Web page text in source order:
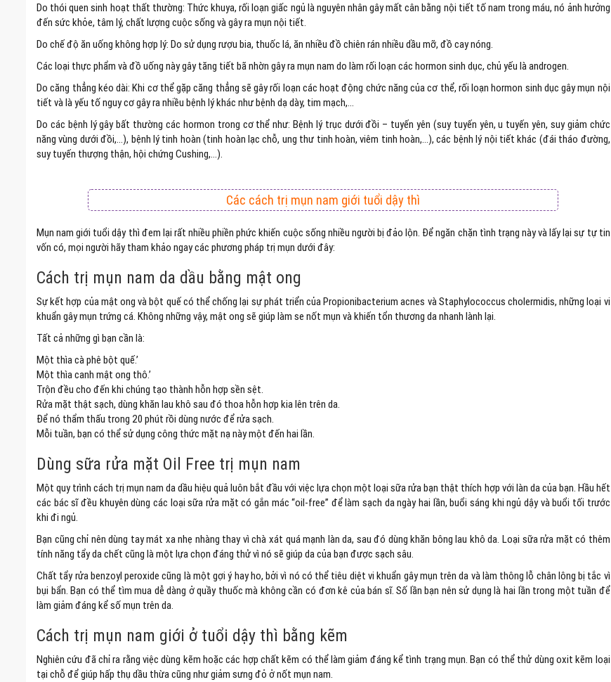
Do thói quen sinh hoạt thất thường: Thức khuya, rối loạn giấc ngủ là nguyên nhân gây mất cân bằng nội tiết tố nam trong máu, nó ảnh hưởng
đến sức khỏe, tâm lý, chất lượng cuộc sống và gây ra mụn nội tiết.
Do chế độ ăn uống không hợp lý: Do sử dụng rượu bia, thuốc lá, ăn nhiều đồ chiên rán nhiều dầu mỡ, đồ cay nóng.
Các loại thực phẩm và đồ uống này gây tăng tiết bã nhờn gây ra mụn nam do làm rối loạn các hormon sinh dục, chủ yếu là androgen.
Do căng thẳng kéo dài: Khi cơ thể gặp căng thẳng sẽ gây rối loạn các hoạt động chức năng của cơ thể, rối loạn hormon sinh dục gây mụn nội
tiết và là yếu tố nguy cơ gây ra nhiều bệnh lý khác như bệnh dạ dày, tim mạch,…
Do các bệnh lý gây bất thường các hormon trong cơ thể như: Bệnh lý trục dưới đồi – tuyến yên (suy tuyến yên, u tuyến yên, suy giảm chức
năng vùng dưới đồi,…), bệnh lý tinh hoàn (tinh hoàn lạc chỗ, ung thư tinh hoàn, viêm tinh hoàn,…), các bệnh lý nội tiết khác (đái tháo đường,
suy tuyến thượng thận, hội chứng Cushing,…).
Các cách trị mụn nam giới tuổi dậy thì
Mụn nam giới tuổi dậy thì đem lại rất nhiều phiền phức khiến cuộc sống nhiều người bị đảo lộn. Để ngăn chặn tình trạng này và lấy lại sự tự tin
vốn có, mọi người hãy tham khảo ngay các phương pháp trị mụn dưới đây:
Cách trị mụn nam da dầu bằng mật ong
Sự kết hợp của mật ong và bột quế có thể chống lại sự phát triển của Propionibacterium acnes và Staphylococcus cholermidis, những loại vi
khuẩn gây mụn trứng cá. Không những vậy, mật ong sẽ giúp làm se nốt mụn và khiến tổn thương da nhanh lành lại.
Tất cả những gì bạn cần là:
Một thìa cà phê bột quế.’
Một thìa canh mật ong thô.’
Trộn đều cho đến khi chúng tạo thành hỗn hợp sền sệt.
Rửa mặt thật sạch, dùng khăn lau khô sau đó thoa hỗn hợp kia lên trên da.
Để nó thẩm thấu trong 20 phút rồi dùng nước để rửa sạch.
Mỗi tuần, bạn có thể sử dụng công thức mặt nạ này một đến hai lần.
Dùng sữa rửa mặt Oil Free trị mụn nam
Một quy trình cách trị mụn nam da dầu hiệu quả luôn bắt đầu với việc lựa chọn một loại sữa rửa bạn thật thích hợp với làn da của bạn. Hầu hết
các bác sĩ đều khuyên dùng các loại sữa rửa mặt có gắn mác “oil-free” để làm sạch da ngày hai lần, buổi sáng khi ngủ dậy và buổi tối trước
khi đi ngủ.
Bạn cũng chỉ nên dùng tay mát xa nhẹ nhàng thay vì chà xát quá mạnh làn da, sau đó dùng khăn bông lau khô da. Loại sữa rửa mặt có thêm
tính năng tẩy da chết cũng là một lựa chọn đáng thử vì nó sẽ giúp da của bạn được sạch sâu.
Chất tẩy rửa benzoyl peroxide cũng là một gợi ý hay ho, bởi vì nó có thể tiêu diệt vi khuẩn gây mụn trên da và làm thông lỗ chân lông bị tắc vì
bụi bẩn. Bạn có thể tìm mua dễ dàng ở quầy thuốc mà không cần có đơn kê của bán sĩ. Số lần bạn nên sử dụng là hai lần trong một tuần để
làm giảm đáng kể số mụn trên da.
Cách trị mụn nam giới ở tuổi dậy thì bằng kẽm
Nghiên cứu đã chỉ ra rằng việc dùng kẽm hoặc các hợp chất kẽm có thể làm giảm đáng kể tình trạng mụn. Bạn có thể thử dùng oxit kẽm loại
tại chỗ để giúp hấp thụ dầu thừa cũng như giảm sưng đỏ ở nốt mụn nam.